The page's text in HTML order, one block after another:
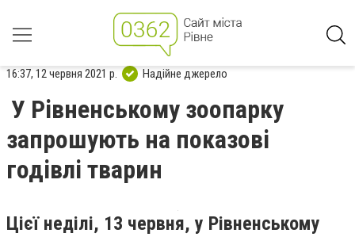
16:37, 12 червня 2021 р. Надійне джерело
У Рівненському зоопарку
запрошують на показові
годівлі тварин
Цієї неділі, 13 червня, у Рівненському